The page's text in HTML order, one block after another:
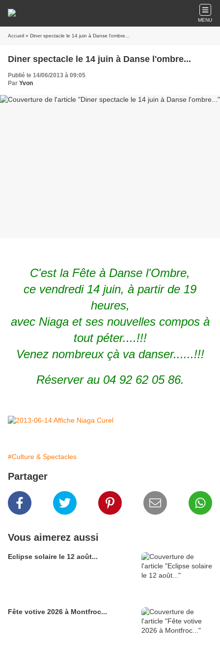
MENU
Accueil » Diner spectacle le 14 juin à Danse l'ombre...
Diner spectacle le 14 juin à Danse l'ombre...
Publié le 14/06/2013 à 09:05
Par Yvon
C'est la Fête à Danse l'Ombre,
ce vendredi 14 juin, à partir de 19
heures,
avec Niaga et ses nouvelles compos à
tout péter....!!!
Venez nombreux çà va danser......!!!
Réserver au 04 92 62 05 86.
#Culture & Spectacles
Partager
Vous aimerez aussi
Eclipse solaire le 12 août...
Fête votive 2026 à Montfroc...